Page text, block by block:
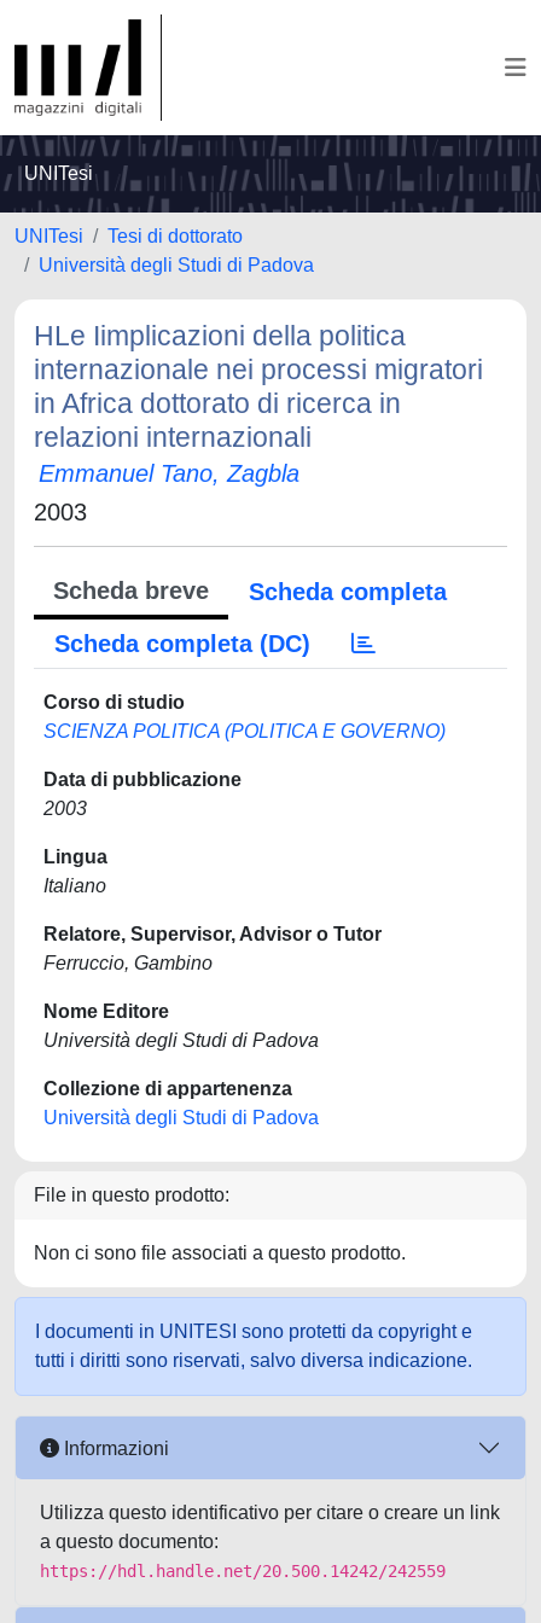
UNITesi
UNITesi
Tesi di dottorato
Università degli Studi di Padova
HLe Iimplicazioni della politica
internazionale nei processi migratori
in Africa dottorato di ricerca in
relazioni internazionali
Emmanuel Tano, Zagbla
2003
Scheda breve
Scheda completa
Scheda completa (DC)
Corso di studio
SCIENZA POLITICA (POLITICA E GOVERNO)
Data di pubblicazione
2003
Lingua
Italiano
Relatore, Supervisor, Advisor o Tutor
Ferruccio, Gambino
Nome Editore
Università degli Studi di Padova
Collezione di appartenenza
Università degli Studi di Padova
File in questo prodotto:
Non ci sono file associati a questo prodotto.
I documenti in UNITESI sono protetti da copyright e
tutti i diritti sono riservati, salvo diversa indicazione.
Informazioni
Utilizza questo identificativo per citare o creare un link
a questo documento:
https://hdl.handle.net/20.500.14242/242559